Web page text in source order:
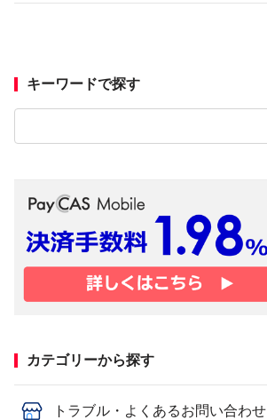
キーワードで探す
カテゴリーから探す
トラブル・よくあるお問い合わせ